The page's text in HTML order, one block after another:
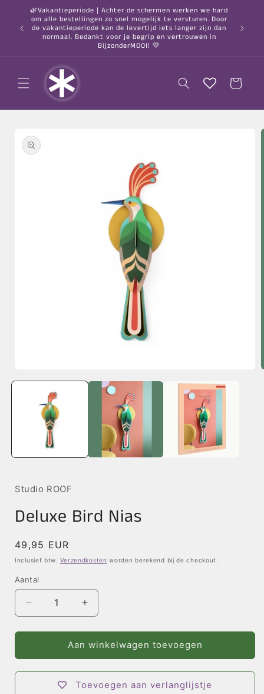
naar de
content
🌿Vakantieperiode | Achter de schermen werken we hard
om alle bestellingen zo snel mogelijk te versturen. Door
de vakantieperiode kan de levertijd iets langer zijn dan
normaal. Bedankt voor je begrip en vertrouwen in
BijzonderMOOI! 💛
○
Winkelwagen
direct naar
1
Studio ROOF
Deluxe Bird Nias
Normale
prijs
49,95 EUR
Inclusief btw. Verzendkosten worden berekend bij de checkout.
Aantal
Aantal
verlagen
voor
Bird
Nias
Aantal
verhogen
voor
Deluxe
Bird
Nias
Aan winkelwagen toevoegen
Toevoegen aan verlanglijstje